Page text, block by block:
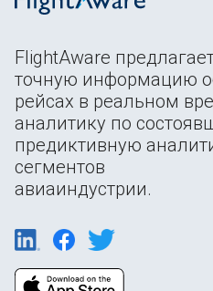
FlightAware
точную информацию
рейсах в реальном
аналитику по
предиктивную
сегментов
авиаиндустрии.